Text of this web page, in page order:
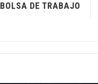
BOLSA DE TRABAJO